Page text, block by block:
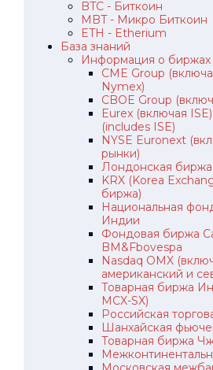
BTC - Биткоин
MBT - Микро Биткоин
ETH - Etherium
База знаний
Информация о биржах
CME Group
Nymex)
CBOE Group
Eurex (включая
(includes ISE)
NYSE Euronext
рынки)
Лондонская биржа
KRX (Korea
биржа)
Национальная
Индии
Фондовая биржа
BM&Fbovespa
Nasdaq OMX
американский и
Товарная биржа
MCX-SX)
Российская
Шанхайская
Товарная биржа